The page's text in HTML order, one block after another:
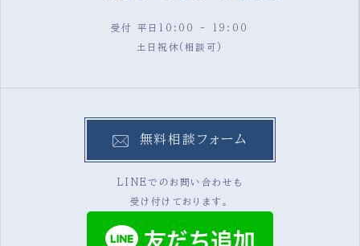
受付 平日10:00 - 19:00
土日祝休(相談可)
無料相談フォーム
LINEでのお問い合わせも
受け付けております。